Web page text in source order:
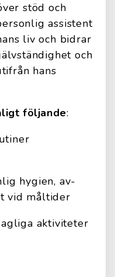
stöd och
assistent
liv och bidrar
och
hans
följande:
hygien, av-
vid måltider
aktiviteter